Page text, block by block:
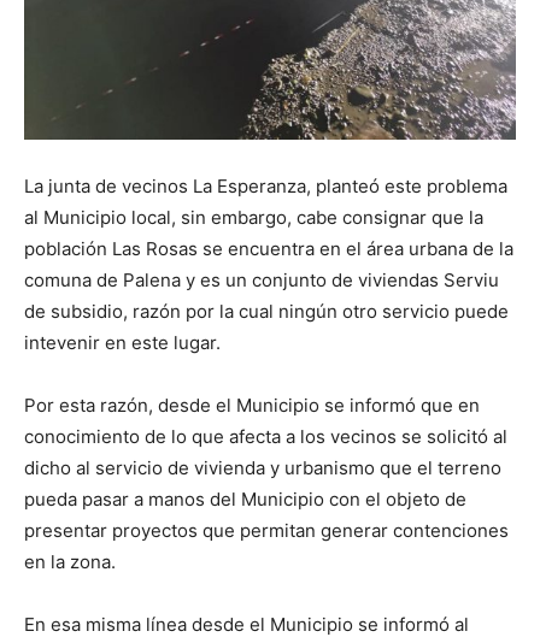
La junta de vecinos La Esperanza, planteó este problema
al Municipio local, sin embargo, cabe consignar que la
población Las Rosas se encuentra en el área urbana de la
comuna de Palena y es un conjunto de viviendas Serviu
de subsidio, razón por la cual ningún otro servicio puede
intevenir en este lugar.
Por esta razón, desde el Municipio se informó que en
conocimiento de lo que afecta a los vecinos se solicitó al
dicho al servicio de vivienda y urbanismo que el terreno
pueda pasar a manos del Municipio con el objeto de
presentar proyectos que permitan generar contenciones
en la zona.
En esa misma línea desde el Municipio se informó al